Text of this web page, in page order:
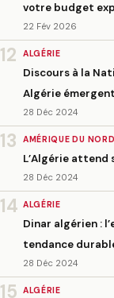
votre budget
22 Fév 2026
12 ALGÉRIE
Discours à la
Algérie
28 Déc 2024
13 AMÉRIQUE DU NORD
L’Algérie attend
28 Déc 2024
14 ALGÉRIE
Dinar algérien :
tendance
28 Déc 2024
15 ALGÉRIE